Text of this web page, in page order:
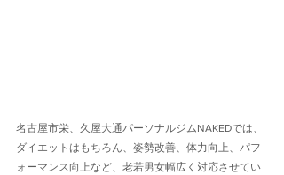
名古屋市栄、久屋大通パーソナルジムNAKEDでは、
ダイエットはもちろん、姿勢改善、体力向上、パフ
ォーマンス向上など、老若男女幅広く対応させてい